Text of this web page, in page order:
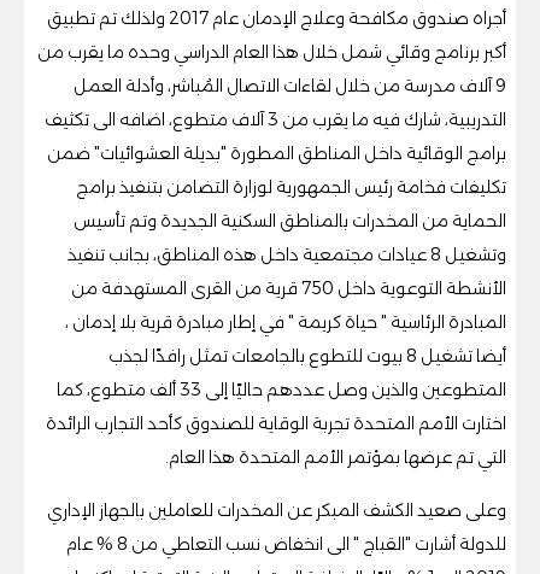
أجراه صندوق مكافحة وعلاج الإدمان عام 2017 ولذلك تم تطبيق
أكبر برنامج وقائي شمل خلال هذا العام الدراسي وحده ما يقرب من
9 آلاف مدرسة من خلال لقاءات الاتصال المُباشر، وأدلة العمل
التدريبية، شارك فيه ما يقرب من 3 آلاف متطوع، اضافه الى تكثيف
برامج الوقائية داخل المناطق المطورة "بديلة العشوائيات" ضمن
تكليفات فخامة رئيس الجمهورية لوزارة التضامن بتنفيذ برامج
الحماية من المخدرات بالمناطق السكنية الجديدة وتم تأسيس
وتشغيل 8 عيادات مجتمعية داخل هذه المناطق، بجانب تنفيذ
الأنشطة التوعوية داخل 750 قرية من القرى المستهدفة من
المبادرة الرئاسية " حياة كريمة " في إطار مبادرة قرية بلا إدمان ،
أيضا تشغيل 8 بيوت للتطوع بالجامعات تمثل رافدًا لجذب
المتطوعين والذين وصل عددهم حاليًا إلى 33 ألف متطوع، كما
اختارت الأمم المتحدة تجربة الوقاية للصندوق كأحد التجارب الرائدة
التي تم عرضها بمؤتمر الأمم المتحدة هذا العام.
وعلى صعيد الكشف المبكر عن المخدرات للعاملين بالجهاز الإداري
للدولة أشارت "القباج " الى انخفاض نسب التعاطي من 8 % عام